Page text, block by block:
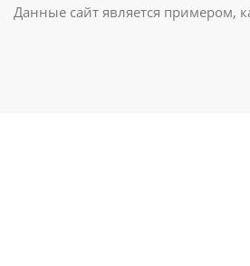
Данные сайт является примером,